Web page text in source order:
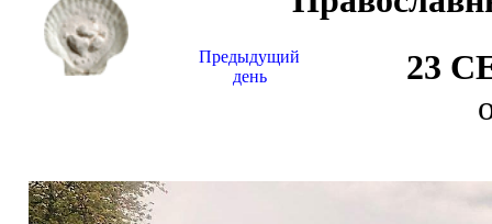
Предыдущий
день
23